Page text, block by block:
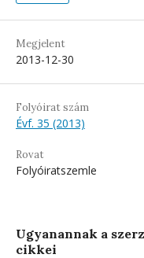
Megjelent
2013-12-30
Folyóirat szám
Évf. 35 (2013)
Rovat
Folyóiratszemle
Ugyanannak a
cikkei